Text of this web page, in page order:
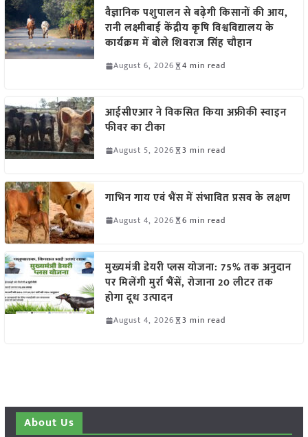
वैज्ञानिक पशुपालन से बढ़ेगी किसानों की आय,
रानी लक्ष्मीबाई केंद्रीय कृषि विश्वविद्यालय के
कार्यक्रम में बोले शिवराज सिंह चौहान
August 6, 2026 4 min read
आईसीएआर ने विकसित किया अफ्रीकी स्वाइन
फीवर का टीका
August 5, 2026 3 min read
गाभिन गाय एवं भैंस में संभावित प्रसव के लक्षण
August 4, 2026 6 min read
मुख्यमंत्री डेयरी प्लस योजना: 75% तक अनुदान
पर मिलेंगी मुर्रा भैंसें, रोजाना 20 लीटर तक
होगा दूध उत्पादन
August 4, 2026 3 min read
About Us